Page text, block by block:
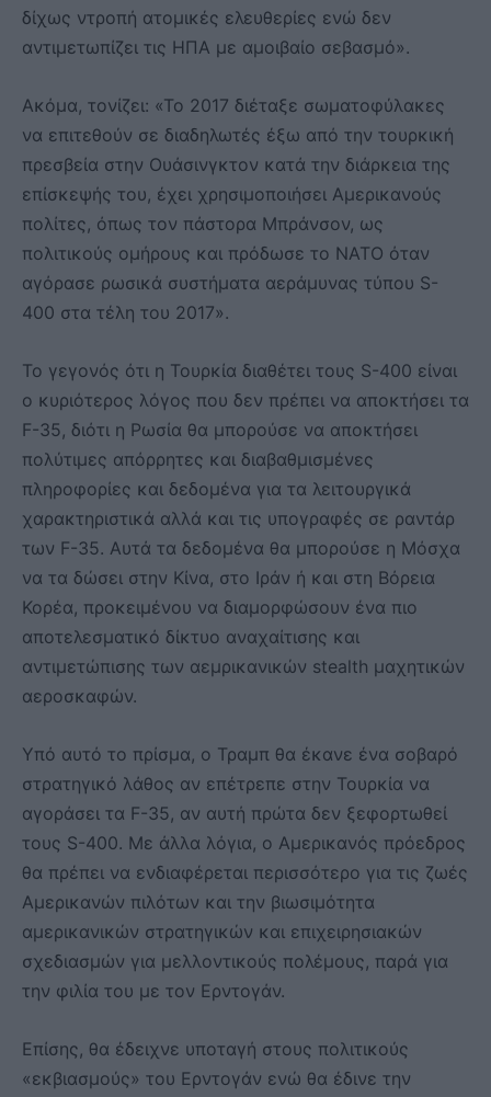
δίχως ντροπή ατομικές ελευθερίες ενώ δεν
αντιμετωπίζει τις ΗΠΑ με αμοιβαίο σεβασμό».
Ακόμα, τονίζει: «Το 2017 διέταξε σωματοφύλακες
να επιτεθούν σε διαδηλωτές έξω από την τουρκική
πρεσβεία στην Ουάσινγκτον κατά την διάρκεια της
επίσκεψής του, έχει χρησιμοποιήσει Αμερικανούς
πολίτες, όπως τον πάστορα Μπράνσον, ως
πολιτικούς ομήρους και πρόδωσε το NATO όταν
αγόρασε ρωσικά συστήματα αεράμυνας τύπου S-
400 στα τέλη του 2017».
Το γεγονός ότι η Τουρκία διαθέτει τους S-400 είναι
ο κυριότερος λόγος που δεν πρέπει να αποκτήσει τα
F-35, διότι η Ρωσία θα μπορούσε να αποκτήσει
πολύτιμες απόρρητες και διαβαθμισμένες
πληροφορίες και δεδομένα για τα λειτουργικά
χαρακτηριστικά αλλά και τις υπογραφές σε ραντάρ
των F-35. Αυτά τα δεδομένα θα μπορούσε η Μόσχα
να τα δώσει στην Κίνα, στο Ιράν ή και στη Βόρεια
Κορέα, προκειμένου να διαμορφώσουν ένα πιο
αποτελεσματικό δίκτυο αναχαίτισης και
αντιμετώπισης των αεμρικανικών stealth μαχητικών
αεροσκαφών.
Υπό αυτό το πρίσμα, ο Τραμπ θα έκανε ένα σοβαρό
στρατηγικό λάθος αν επέτρεπε στην Τουρκία να
αγοράσει τα F-35, αν αυτή πρώτα δεν ξεφορτωθεί
τους S-400. Με άλλα λόγια, ο Αμερικανός πρόεδρος
θα πρέπει να ενδιαφέρεται περισσότερο για τις ζωές
Αμερικανών πιλότων και την βιωσιμότητα
αμερικανικών στρατηγικών και επιχειρησιακών
σχεδιασμών για μελλοντικούς πολέμους, παρά για
την φιλία του με τον Ερντογάν.
Επίσης, θα έδειχνε υποταγή στους πολιτικούς
«εκβιασμούς» του Ερντογάν ενώ θα έδινε την